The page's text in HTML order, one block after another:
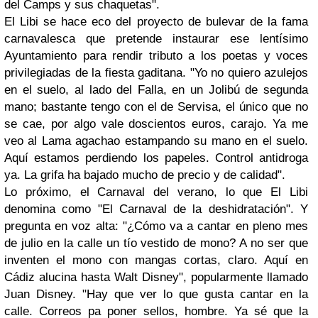
del Camps y sus chaquetas".
El Libi se hace eco del proyecto de bulevar de la fama
carnavalesca que pretende instaurar ese lentísimo
Ayuntamiento para rendir tributo a los poetas y voces
privilegiadas de la fiesta gaditana. "Yo no quiero azulejos
en el suelo, al lado del Falla, en un Jolibú de segunda
mano; bastante tengo con el de Servisa, el único que no
se cae, por algo vale doscientos euros, carajo. Ya me
veo al Lama agachao estampando su mano en el suelo.
Aquí estamos perdiendo los papeles. Control antidroga
ya. La grifa ha bajado mucho de precio y de calidad".
Lo próximo, el Carnaval del verano, lo que El Libi
denomina como "El Carnaval de la deshidratación". Y
pregunta en voz alta: "¿Cómo va a cantar en pleno mes
de julio en la calle un tío vestido de mono? A no ser que
inventen el mono con mangas cortas, claro. Aquí en
Cádiz alucina hasta Walt Disney", popularmente llamado
Juan Disney. "Hay que ver lo que gusta cantar en la
calle. Correos pa poner sellos, hombre. Ya sé que la